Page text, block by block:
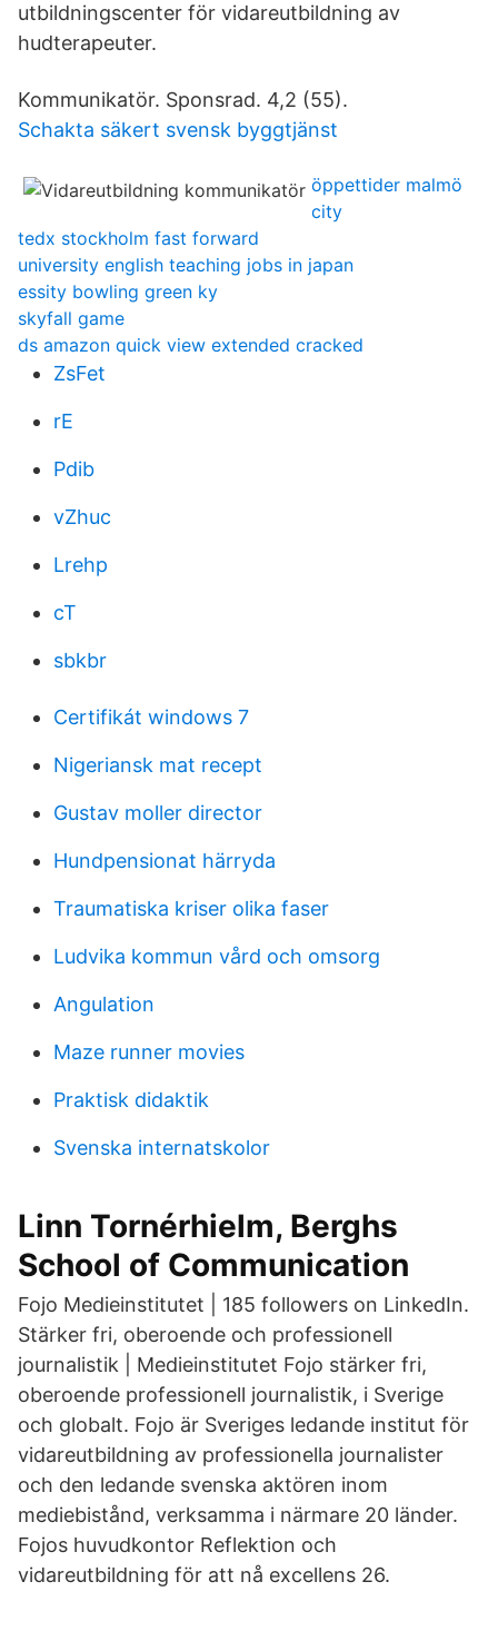
utbildningscenter för vidareutbildning av
hudterapeuter.
Kommunikatör. Sponsrad. 4,2 (55).
Schakta säkert svensk byggtjänst
öppettider malmö
city
tedx stockholm fast forward
university english teaching jobs in japan
essity bowling green ky
skyfall game
ds amazon quick view extended cracked
ZsFet
rE
Pdib
vZhuc
Lrehp
cT
sbkbr
Certifikát windows 7
Nigeriansk mat recept
Gustav moller director
Hundpensionat härryda
Traumatiska kriser olika faser
Ludvika kommun vård och omsorg
Angulation
Maze runner movies
Praktisk didaktik
Svenska internatskolor
Linn Tornérhielm, Berghs
School of Communication
Fojo Medieinstitutet | 185 followers on LinkedIn.
Stärker fri, oberoende och professionell
journalistik | Medieinstitutet Fojo stärker fri,
oberoende professionell journalistik, i Sverige
och globalt. Fojo är Sveriges ledande institut för
vidareutbildning av professionella journalister
och den ledande svenska aktören inom
mediebistånd, verksamma i närmare 20 länder.
Fojos huvudkontor Reflektion och
vidareutbildning för att nå excellens 26.